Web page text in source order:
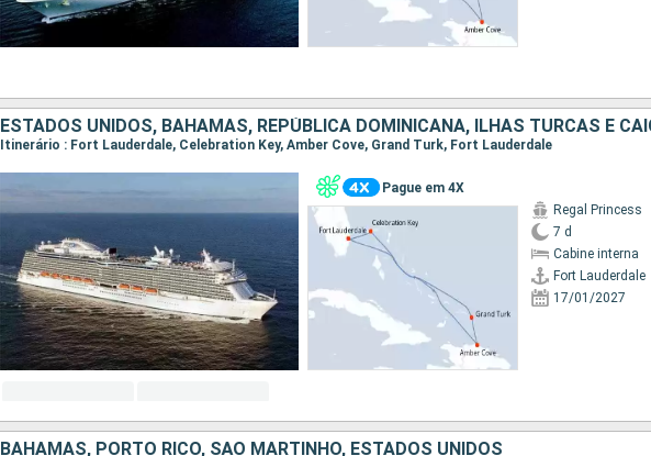
ESTADOS UNIDOS, BAHAMAS, REPÚBLICA DOMINICANA, ILHAS TURCAS E
Itinerário : Fort Lauderdale, Celebration Key, Amber Cove, Grand Turk, Fort Lauderdale
Pague em 4X
Regal Princess
7 d
Cabine interna
Fort Lauderdale
17/01/2027
BAHAMAS, PORTO RICO, SÃO MARTINHO, ESTADOS UNIDOS